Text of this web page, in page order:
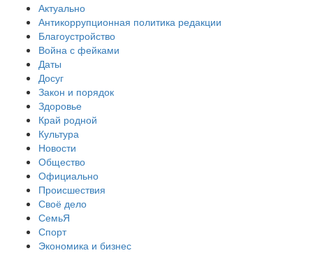
Актуально
Антикоррупционная политика редакции
Благоустройство
Война с фейками
Даты
Досуг
Закон и порядок
Здоровье
Край родной
Культура
Новости
Общество
Официально
Происшествия
Своё дело
СемьЯ
Спорт
Экономика и бизнес